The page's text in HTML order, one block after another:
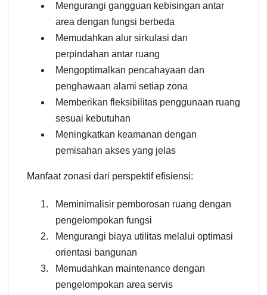
Mengurangi gangguan kebisingan antar
area dengan fungsi berbeda
Memudahkan alur sirkulasi dan
perpindahan antar ruang
Mengoptimalkan pencahayaan dan
penghawaan alami setiap zona
Memberikan fleksibilitas penggunaan ruang
sesuai kebutuhan
Meningkatkan keamanan dengan
pemisahan akses yang jelas
Manfaat zonasi dari perspektif efisiensi:
Meminimalisir pemborosan ruang dengan
pengelompokan fungsi
Mengurangi biaya utilitas melalui optimasi
orientasi bangunan
Memudahkan maintenance dengan
pengelompokan area servis